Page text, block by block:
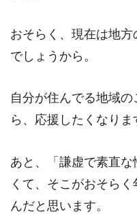
おそらく、現在は地
でしょうから。
自分が住んでる地域
ら、応援したくなりま
あと、 「謙虚で素直な
くて、そこがおそら
んだと思います。